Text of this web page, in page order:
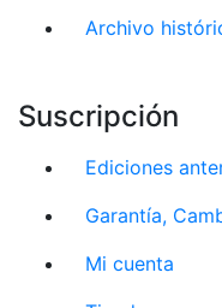
Archivo
Suscripción
Ediciones
Garantía,
Mi cuenta